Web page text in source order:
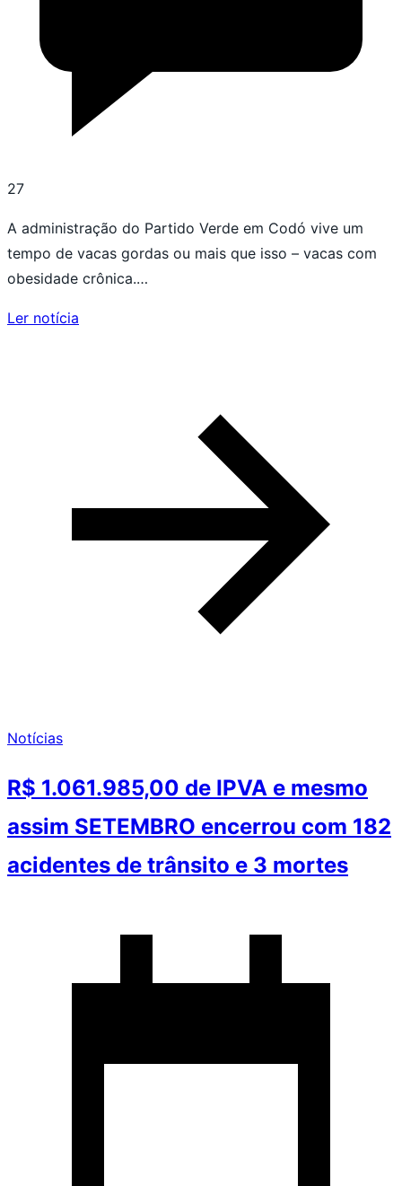
27
A administração do Partido Verde em Codó vive um
tempo de vacas gordas ou mais que isso – vacas com
obesidade crônica.…
Ler notícia
Notícias
R$ 1.061.985,00 de IPVA e mesmo
assim SETEMBRO encerrou com 182
acidentes de trânsito e 3 mortes